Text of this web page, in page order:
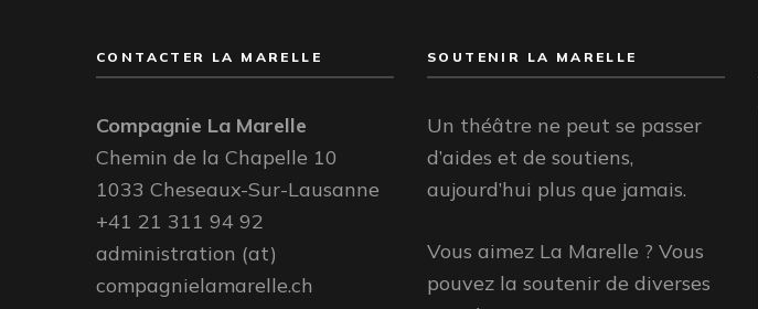
CONTACTER LA MARELLE
Compagnie La Marelle
Chemin de la Chapelle 10
1033 Cheseaux-Sur-Lausanne
+41 21 311 94 92
administration (at)
compagnielamarelle.ch
SOUTENIR LA MARELLE
Un théâtre ne peut se passer
d’aides et de soutiens,
aujourd’hui plus que jamais.
Vous aimez La Marelle ? Vous
pouvez la soutenir de diverses